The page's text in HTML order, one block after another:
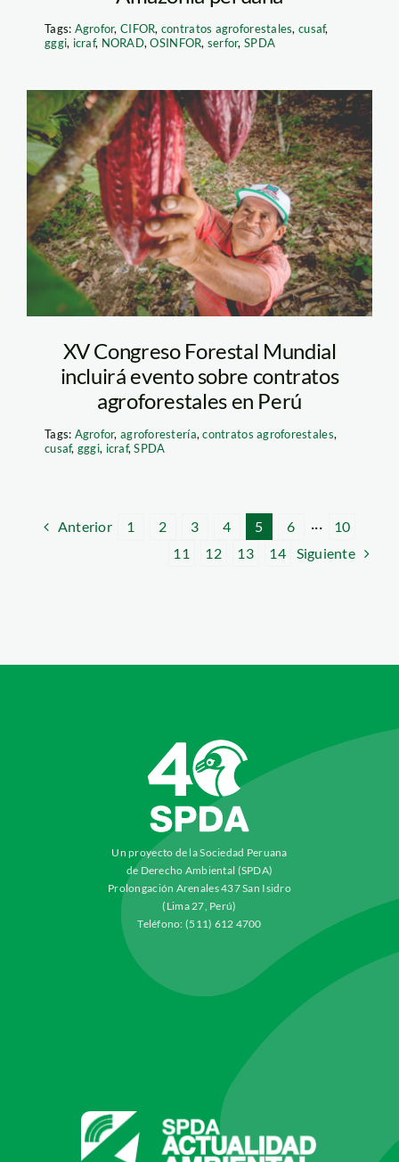
Tags: Agrofor,CIFOR, contratos agroforestales, cusaf,
gggi, icraf, NORAD,OSINFOR, serfor,SPDA
FOTO AGROFOR
XV Congreso Forestal Mundial
incluirá evento sobre contratos
agroforestales en Perú
Tags: Agrofor,agroforestería,contratos agroforestales,
cusaf, gggi, icraf,SPDA
Anterior 1 2 3 4 5 6 ···
10
11
12 13 14 Siguiente
Un proyecto de la Sociedad Peruana
de Derecho Ambiental (SPDA)
Prolongación Arenales 437 San Isidro
(Lima 27, Perú)
Teléfono: (511) 612 4700